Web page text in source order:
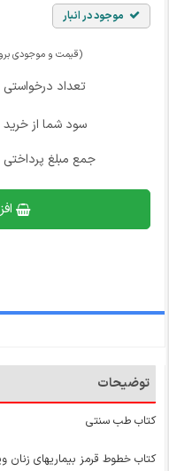
موجود در انبار
(قیمت و موجودی
تعداد درخواستی
سود شما از خرید
جمع مبلغ پرداختی
افزودن به سبد خرید
توضیحات
کتاب طب سنتی
کتاب خطوط قرمز بیماریهای